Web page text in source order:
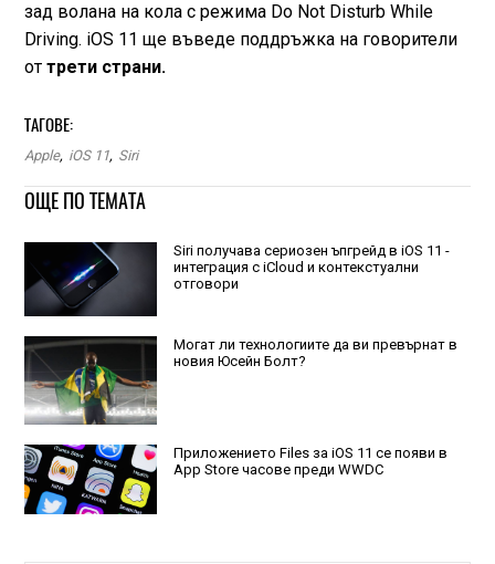
зад волана на кола с режима Do Not Disturb While
Driving. iOS 11 ще въведе поддръжка на говорители
оттрети страни.
ТАГОВЕ:
Apple, iOS 11, Siri
ОЩЕ ПО ТЕМАТА
Siri получава сериозен ъпгрейд в iOS 11 -
интеграция с iCloud и контекстуални
отговори
Могат ли технологиите да ви превърнат в
новия Юсейн Болт?
Приложението Files за iOS 11 се появи в
App Store часове преди WWDC